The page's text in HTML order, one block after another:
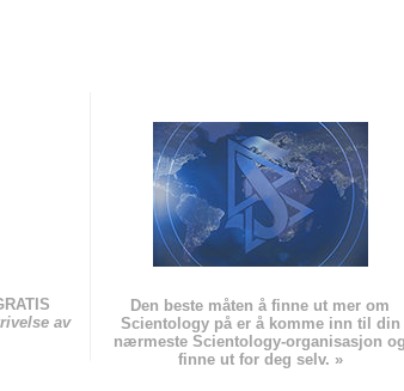
av
Den beste måten å finne ut mer om
Scientology på er å komme inn til din
nærmeste Scientology-organisasjon og
finne ut for deg selv. »